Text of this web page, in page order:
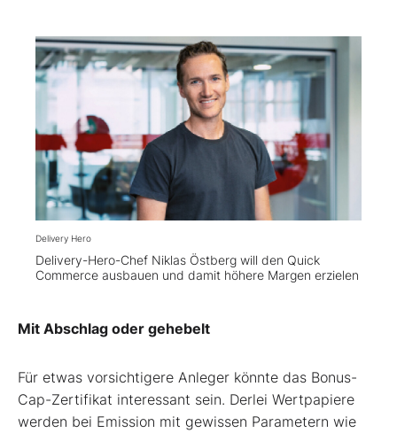
Delivery Hero
Delivery-Hero-Chef Niklas Östberg will den Quick
Commerce ausbauen und damit höhere Margen erzielen
Mit Abschlag oder gehebelt
Für etwas vorsichtigere Anleger könnte das Bonus-
Cap-Zertifikat interessant sein. Derlei Wertpapiere
werden bei Emission mit gewissen Parametern wie